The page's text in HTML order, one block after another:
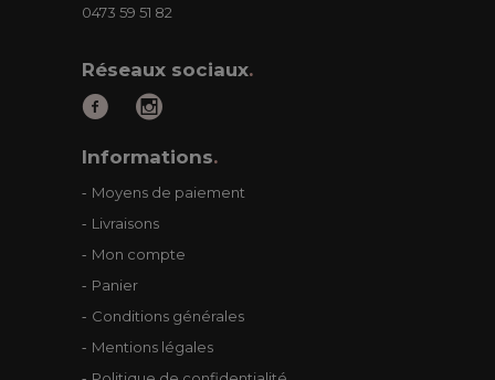
0473 59 51 82
Réseaux sociaux.
Informations.
Moyens de paiement
Livraisons
Mon compte
Panier
Conditions générales
Mentions légales